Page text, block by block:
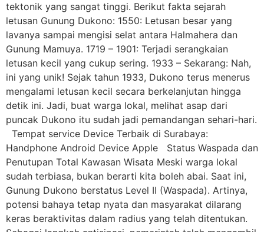
tektonik yang sangat tinggi. Berikut fakta sejarah
letusan Gunung Dukono: 1550: Letusan besar yang
lavanya sampai mengisi selat antara Halmahera dan
Gunung Mamuya. 1719 – 1901: Terjadi serangkaian
letusan kecil yang cukup sering. 1933 – Sekarang: Nah,
ini yang unik! Sejak tahun 1933, Dukono terus menerus
mengalami letusan kecil secara berkelanjutan hingga
detik ini. Jadi, buat warga lokal, melihat asap dari
puncak Dukono itu sudah jadi pemandangan sehari-hari.
Tempat service Device Terbaik di Surabaya:
Handphone Android Device Apple Status Waspada dan
Penutupan Total Kawasan Wisata Meski warga lokal
sudah terbiasa, bukan berarti kita boleh abai. Saat ini,
Gunung Dukono berstatus Level II (Waspada). Artinya,
potensi bahaya tetap nyata dan masyarakat dilarang
keras beraktivitas dalam radius yang telah ditentukan.